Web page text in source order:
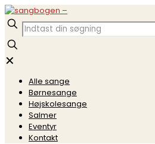
✕
Alle sange
Børnesange
Højskolesange
Salmer
Eventyr
Kontakt